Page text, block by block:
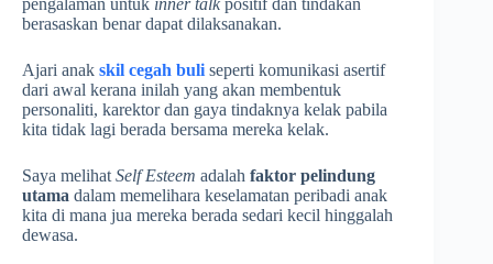
berasaskan benar dapat dilaksanakan.
Ajari anak skil cegah buli seperti komunikasi asertif
dari awal kerana inilah yang akan membentuk
personaliti, karektor dan gaya tindaknya kelak pabila
kita tidak lagi berada bersama mereka kelak.
Saya melihat Self Esteem adalah faktor pelindung
utama dalam memelihara keselamatan peribadi anak
kita di mana jua mereka berada sedari kecil hinggalah
dewasa.